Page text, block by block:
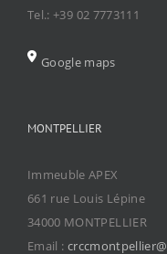
Tel.: +39 02 7773111
Google maps
MONTPELLIER
Immeuble APEX
661 rue Louis Lépine
34000 MONTPELLIER
Email :